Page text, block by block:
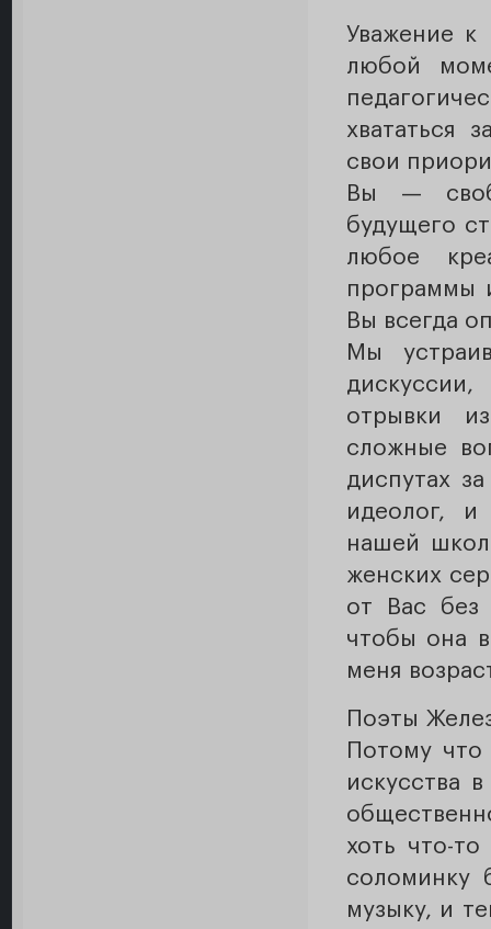
Уважение
любой
хвататься
свои
Вы —
будущего
любое
программы
Вы всегда
Мы
отрывки
сложные
диспутах
идеолог, и
нашей
женских
от Вас без
чтобы она
меня
Поэты
Потому что
искусства
хоть что-
соломинку
музыку, и